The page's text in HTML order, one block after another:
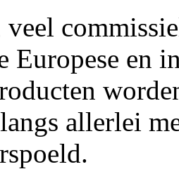
veel
Europese en
allerlei